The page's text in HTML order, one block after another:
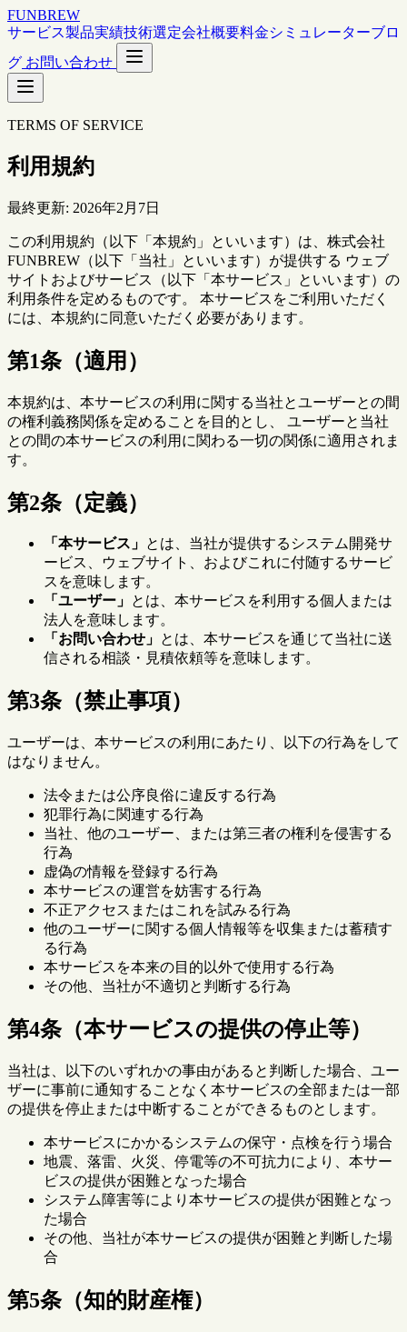
FUNBREW
サービス製品実績技術選定会社概要料金シミュレーターブロ
グ お問い合わせ
TERMS OF SERVICE
利用規約
最終更新: 2026年2月7日
この利用規約（以下「本規約」といいます）は、株式会社
FUNBREW（以下「当社」といいます）が提供する ウェブ
サイトおよびサービス（以下「本サービス」といいます）の
利用条件を定めるものです。 本サービスをご利用いただく
には、本規約に同意いただく必要があります。
第1条（適用）
本規約は、本サービスの利用に関する当社とユーザーとの間
の権利義務関係を定めることを目的とし、 ユーザーと当社
との間の本サービスの利用に関わる一切の関係に適用されま
す。
第2条（定義）
「本サービス」 とは、当社が提供するシステム開発サ
ービス、ウェブサイト、およびこれに付随するサービ
スを意味します。
「ユーザー」 とは、本サービスを利用する個人または
法人を意味します。
「お問い合わせ」 とは、本サービスを通じて当社に送
信される相談・見積依頼等を意味します。
第3条（禁止事項）
ユーザーは、本サービスの利用にあたり、以下の行為をして
はなりません。
法令または公序良俗に違反する行為
犯罪行為に関連する行為
当社、他のユーザー、または第三者の権利を侵害する
行為
虚偽の情報を登録する行為
本サービスの運営を妨害する行為
不正アクセスまたはこれを試みる行為
他のユーザーに関する個人情報等を収集または蓄積す
る行為
本サービスを本来の目的以外で使用する行為
その他、当社が不適切と判断する行為
第4条（本サービスの提供の停止等）
当社は、以下のいずれかの事由があると判断した場合、ユー
ザーに事前に通知することなく本サービスの全部または一部
の提供を停止または中断することができるものとします。
本サービスにかかるシステムの保守・点検を行う場合
地震、落雷、火災、停電等の不可抗力により、本サー
ビスの提供が困難となった場合
システム障害等により本サービスの提供が困難となっ
た場合
その他、当社が本サービスの提供が困難と判断した場
合
第5条（知的財産権）